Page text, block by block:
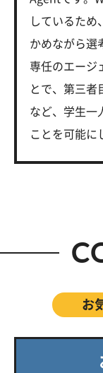
しているため
かめながら選
専任のエージ
とで、第三者
など、学生一
ことを可能に
お